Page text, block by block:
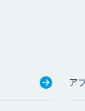
ア